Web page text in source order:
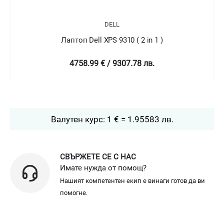
DELL
Лаптоп Dell XPS 9310 ( 2 in 1 )
4758.99 € / 9307.78 лв.
Валутен курс: 1 € = 1.95583 лв.
СВЪРЖЕТЕ СЕ С НАС
Имате нужда от помощ?
Нашият компетентен екип е винаги готов да ви
помогне.